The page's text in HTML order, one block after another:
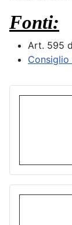
Fonti:
Art. 595
Consiglio